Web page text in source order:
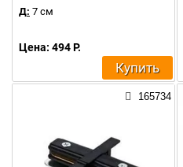
Д: 7 см
Цена: 494 Р.
Купить
165734